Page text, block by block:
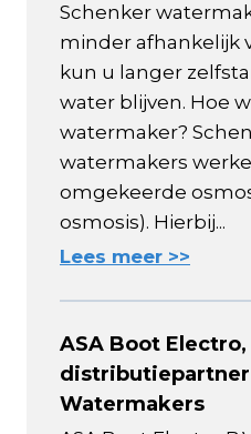
Schenker
minder afhankelijk
kun u langer
water blijven. Hoe
watermaker?
watermakers
omgekeerde
osmosis). Hierbij...
Lees meer >>
ASA Boot
distributiepartner
Watermakers